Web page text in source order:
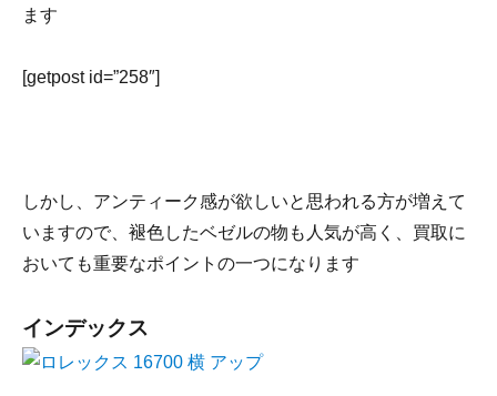
ます
[getpost id=”258″]
しかし、アンティーク感が欲しいと思われる方が増えて
いますので、褪色したベゼルの物も人気が高く、買取に
おいても重要なポイントの一つになります
インデックス